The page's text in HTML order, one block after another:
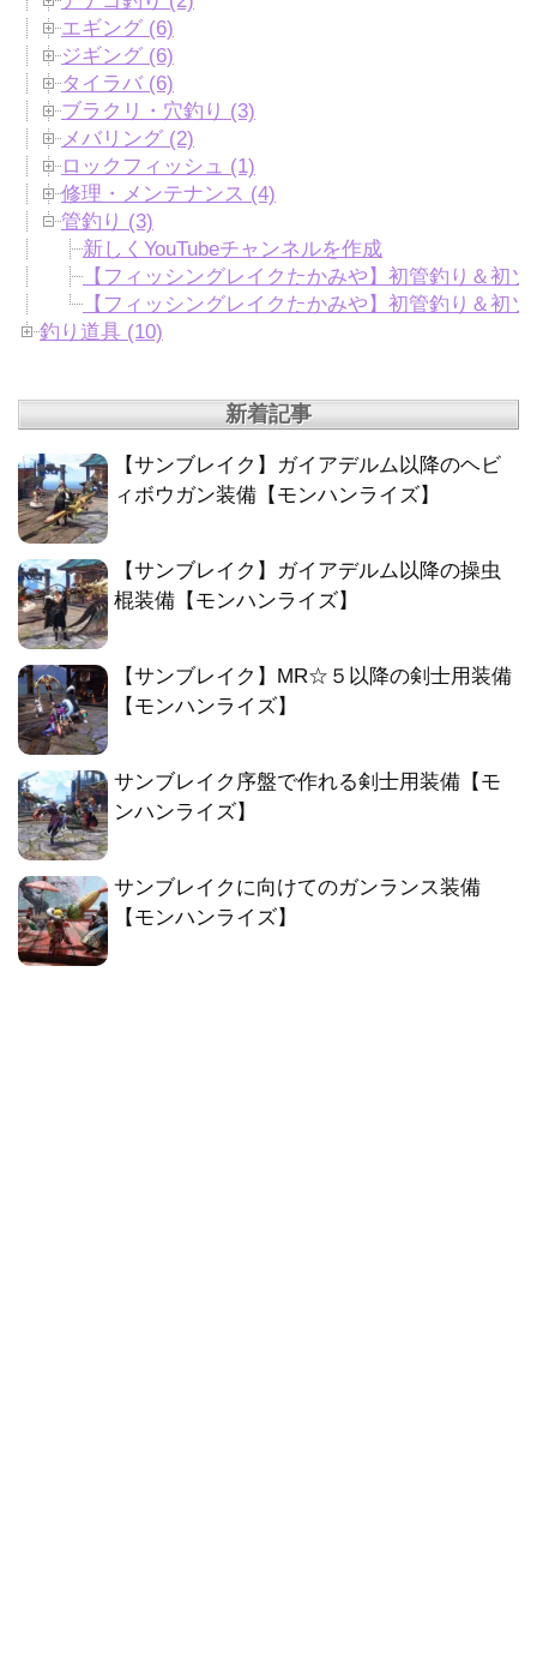
エギング (6)
ジギング (6)
タイラバ (6)
ブラクリ・穴釣り (3)
メバリング (2)
ロックフィッシュ (1)
修理・メンテナンス (4)
管釣り (3)
新しくYouTubeチャンネルを作成
【フィッシングレイクたかみや】初管釣り＆初
【フィッシングレイクたかみや】初管釣り＆初
釣り道具 (10)
新着記事
【サンブレイク】ガイアデルム以降のヘビ
ィボウガン装備【モンハンライズ】
【サンブレイク】ガイアデルム以降の操虫
棍装備【モンハンライズ】
【サンブレイク】MR☆５以降の剣士用装備
【モンハンライズ】
サンブレイク序盤で作れる剣士用装備【モ
ンハンライズ】
サンブレイクに向けてのガンランス装備
【モンハンライズ】